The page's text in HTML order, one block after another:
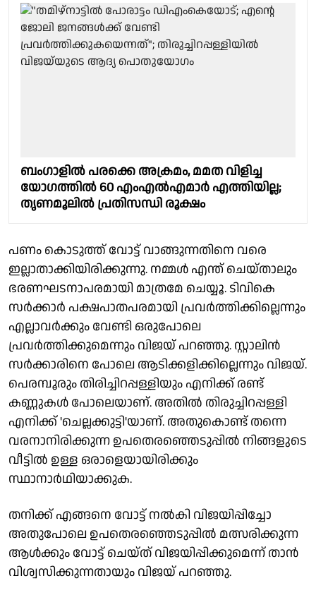
ബംഗാളില്‍ പരക്കെ അക്രമം, മമത വിളിച്ച
യോഗത്തില്‍ 60 എംഎല്‍എമാര്‍ എത്തിയില്ല;
തൃണമൂലില്‍ പ്രതിസന്ധി രൂക്ഷം
പണം കൊടുത്ത് വോട്ട് വാങ്ങുന്നതിനെ വരെ
ഇല്ലാതാക്കിയിരിക്കുന്നു. നമ്മള്‍ എന്ത് ചെയ്താലും
ഭരണഘടനാപരമായി മാത്രമേ ചെയ്യൂ. ടിവികെ
സര്‍ക്കാര്‍ പക്ഷപാതപരമായി പ്രവര്‍ത്തിക്കില്ലെന്നും
എല്ലാവര്‍ക്കും വേണ്ടി ഒരുപോലെ
പ്രവര്‍ത്തിക്കുമെന്നും വിജയ് പറഞ്ഞു. സ്റ്റാലിന്‍
സര്‍ക്കാരിനെ പോലെ ആടിക്കളിക്കില്ലെന്നും വിജയ്.
പെരമ്പൂരും തിരിച്ചിറപ്പള്ളിയും എനിക്ക് രണ്ട്
കണ്ണുകള്‍ പോലെയാണ്. അതില്‍ തിരുച്ചിറപ്പള്ളി
എനിക്ക് 'ചെല്ലക്കുട്ടി'യാണ്. അതുകൊണ്ട് തന്നെ
വരനാനിരിക്കുന്ന ഉപതെരഞ്ഞെടുപ്പില്‍ നിങ്ങളുടെ
വീട്ടില്‍ ഉള്ള ഒരാളെയായിരിക്കും
സ്ഥാനാര്‍ഥിയാക്കുക.
തനിക്ക് എങ്ങനെ വോട്ട് നല്‍കി വിജയിപ്പിച്ചോ
അതുപോലെ ഉപതെരഞ്ഞെടുപ്പില്‍ മത്സരിക്കുന്ന
ആള്‍ക്കും വോട്ട് ചെയ്ത് വിജയിപ്പിക്കുമെന്ന് താന്‍
വിശ്വസിക്കുന്നതായും വിജയ് പറഞ്ഞു.